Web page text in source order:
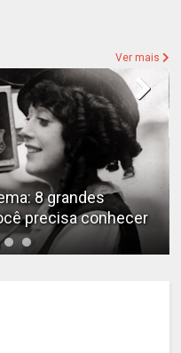
Ver mais
8 grandes
precisa conhecer